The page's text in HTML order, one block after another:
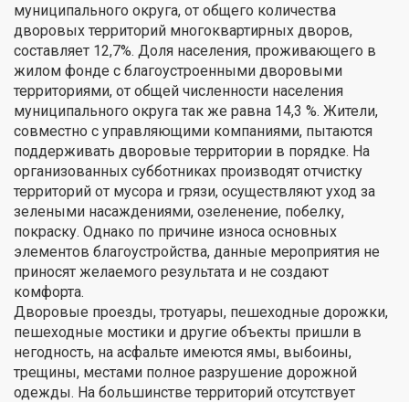
муниципального округа, от общего количества
дворовых территорий многоквартирных дворов,
составляет 12,7%. Доля населения, проживающего в
жилом фонде с благоустроенными дворовыми
территориями, от общей численности населения
муниципального округа так же равна 14,3 %. Жители,
совместно с управляющими компаниями, пытаются
поддерживать дворовые территории в порядке. На
организованных субботниках производят отчистку
территорий от мусора и грязи, осуществляют уход за
зелеными насаждениями, озеленение, побелку,
покраску. Однако по причине износа основных
элементов благоустройства, данные мероприятия не
приносят желаемого результата и не создают
комфорта.
Дворовые проезды, тротуары, пешеходные дорожки,
пешеходные мостики и другие объекты пришли в
негодность, на асфальте имеются ямы, выбоины,
трещины, местами полное разрушение дорожной
одежды. На большинстве территорий отсутствует